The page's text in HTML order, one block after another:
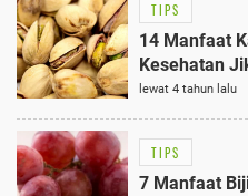
TIPS
14 Manfaat
Kesehatan
lewat 4 tahun lalu
TIPS
7 Manfaat